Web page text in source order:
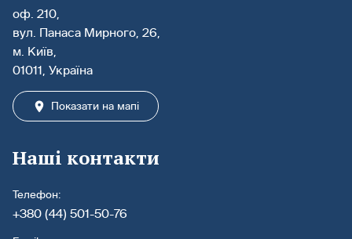
оф. 210,
вул. Панаса Мирного, 26,
м. Київ,
01011, Україна
Показати на мапі
Наші контакти
Телефон:
+380 (44) 501-50-76